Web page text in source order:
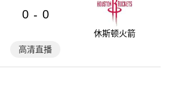
0 - 0
休斯顿火箭
高清直播